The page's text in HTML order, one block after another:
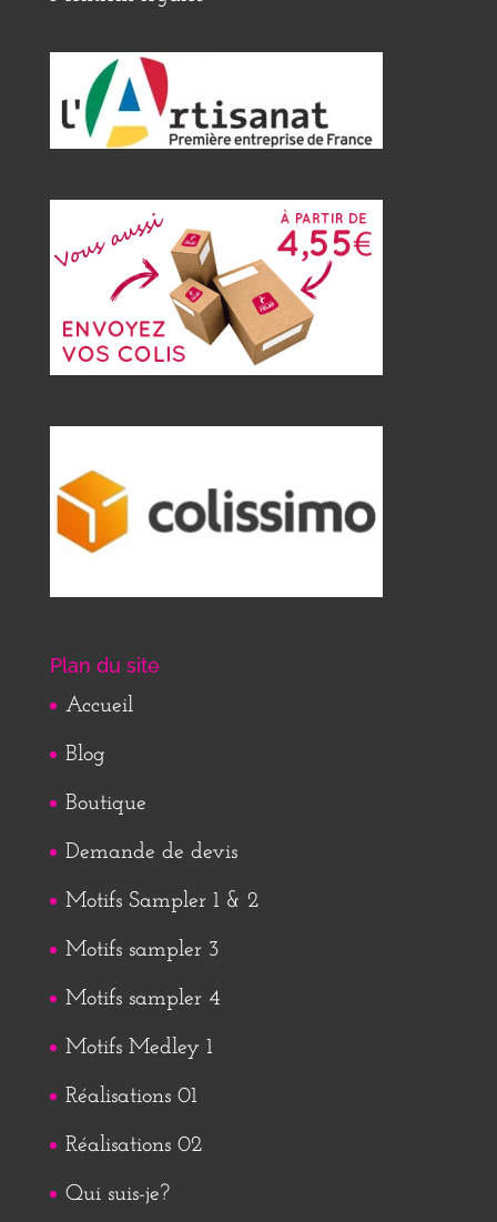
Plan du site
Accueil
Blog
Boutique
Demande de devis
Motifs Sampler 1 & 2
Motifs sampler 3
Motifs sampler 4
Motifs Medley 1
Réalisations 01
Réalisations 02
Qui suis-je?